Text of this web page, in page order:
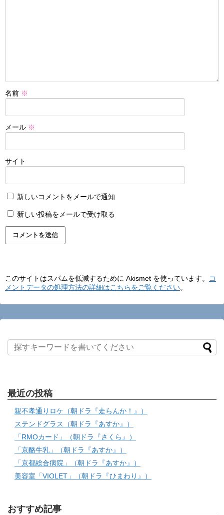
名前 ※
メール ※
サイト
新しいコメントをメールで通知
新しい投稿をメールで受け取る
このサイトはスパムを低減するために Akismet を使っています。
コ
メントデータの処理方法の詳細はこちらをご覧ください。
最近の投稿
親不孝通りロケ（朝ドラ『走らんか！』）
ステンドグラス（朝ドラ『あすか』）
「RMOカード」（朝ドラ『さくら』）
「京酪牛乳」（朝ドラ『あすか』）
「京都総合病院」（朝ドラ『あすか』）
美容室「VIOLET」（朝ドラ『ひまわり』）
おすすめ記事